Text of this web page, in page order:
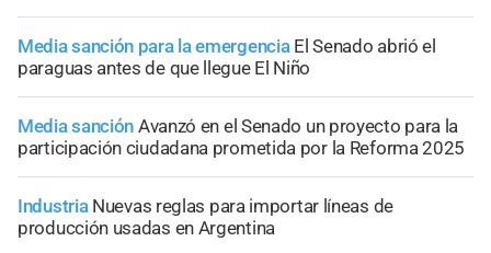
Media sanción para la emergencia El Senado abrió el
paraguas antes de que llegue El Niño
Media sanción Avanzó en el Senado un proyecto para la
participación ciudadana prometida por la Reforma 2025
Industria Nuevas reglas para importar líneas de
producción usadas en Argentina